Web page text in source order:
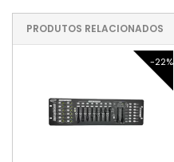
PRODUTOS RELACIONADOS
-22%